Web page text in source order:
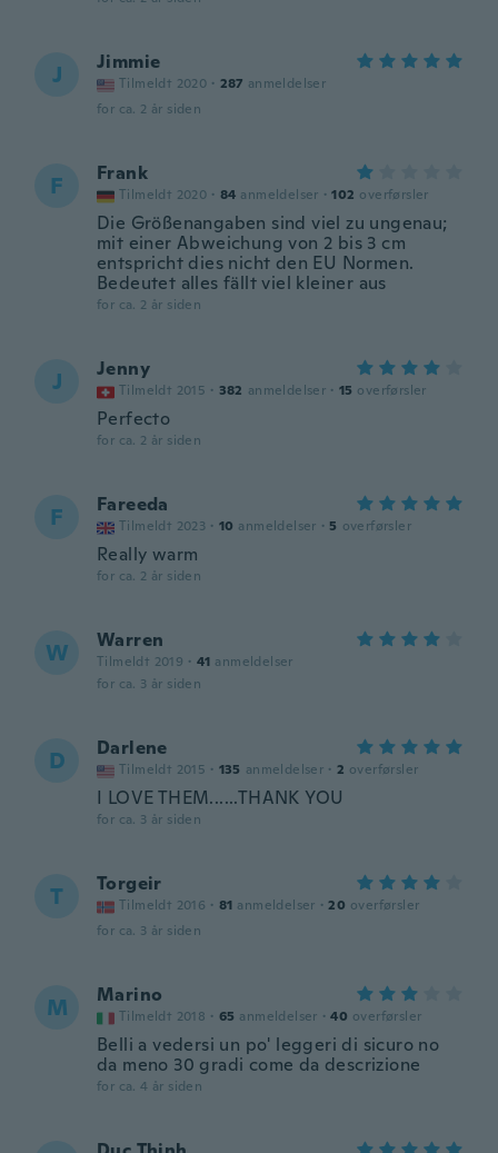
J Jimmie
Tilmeldt 2020 · 287 anmeldelser
for ca. 2 år siden
F Frank
Tilmeldt 2020 · 84 anmeldelser · 102 overførsler
Die Größenangaben sind viel zu ungenau;
mit einer Abweichung von 2 bis 3 cm
entspricht dies nicht den EU Normen.
Bedeutet alles fällt viel kleiner aus
for ca. 2 år siden
J Jenny
Tilmeldt 2015 · 382 anmeldelser · 15 overførsler
Perfecto
for ca. 2 år siden
F Fareeda
Tilmeldt 2023 · 10 anmeldelser · 5 overførsler
Really warm
for ca. 2 år siden
W Warren
Tilmeldt 2019 · 41 anmeldelser
for ca. 3 år siden
D Darlene
Tilmeldt 2015 · 135 anmeldelser · 2 overførsler
I LOVE THEM......THANK YOU
for ca. 3 år siden
T Torgeir
Tilmeldt 2016 · 81 anmeldelser · 20 overførsler
for ca. 3 år siden
M Marino
Tilmeldt 2018 · 65 anmeldelser · 40 overførsler
Belli a vedersi un po' leggeri di sicuro no
da meno 30 gradi come da descrizione
for ca. 4 år siden